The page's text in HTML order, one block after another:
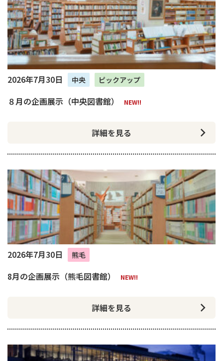
2026年7月30日 中央 ピックアップ
８月の企画展示（中央図書館） NEW!!
詳細を見る
2026年7月30日 熊毛
8月の企画展示（熊毛図書館） NEW!!
詳細を見る